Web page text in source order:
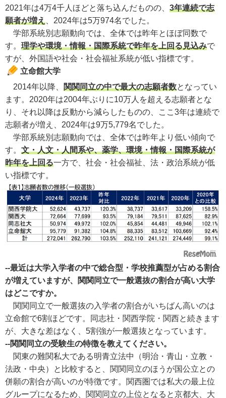
2021年は4万4千人ほどと落ち込んだものの、 3年連続で志
願者が増え 、2024年は5万974名でした。
学部系統別志願動向では、全体では昨年とほぼ同数で
す。 理学や環境・情報・国際系統で昨年を上回る見込みで
すが、外国語や社会・社会福祉系統が低い指標です。
立命館大学
2014年以降、 関関同立の中で最大の志願者数となってい
ます。2020年は2004年ぶりに10万人を超える志願者とな
り、それ以降は反動から減らしたものの、ここ3年は連続で
志願者が増え、2024年は9万5,779名でした。
学部系統別志願動向では、全体では昨年より低い傾向で
す。 文・人文・人間系や、薬学、環境・情報・国際系統が
昨年を上回る一方で、社会・社会福祉、法・政治系統が低
い指標です。
--最近は大学入学者の中で総合型・学校推薦型が占める割合
が増えていますが、関関同立で一般選抜の割合が高い大学
はどこですか。
関関同立で一般選抜の入学者の割合がいちばん高いのは
立命館で6割ほどです。同志社・関西学院・関西と続きます
が、大きな差はなく、5割強が一般選抜となっています。
--関関同立の受験生の特徴を教えてください。
関東の難関私大である明青立法中（明治・青山・立教・
法政・中央）と比較すると、関関同立のほうが国公立との
併願の割合が高いのが特徴です。関西圏では私大の最上位
グループになるため、関関同立の上位となると京都大、大